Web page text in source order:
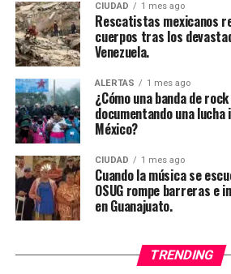
CIUDAD 1 mes ago
Rescatistas mexicanos
cuerpos tras los
Venezuela.
ALERTAS 1 mes ago
¿Cómo una banda de
documentando una lucha
México?
CIUDAD 1 mes ago
Cuando la música se
OSUG rompe barreras e
en Guanajuato.
TRENDING